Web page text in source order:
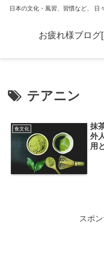
日本の文化・風習、習慣など、 日
お疲れ様ブログ
テアニン
食文化
抹
外
用
スポ